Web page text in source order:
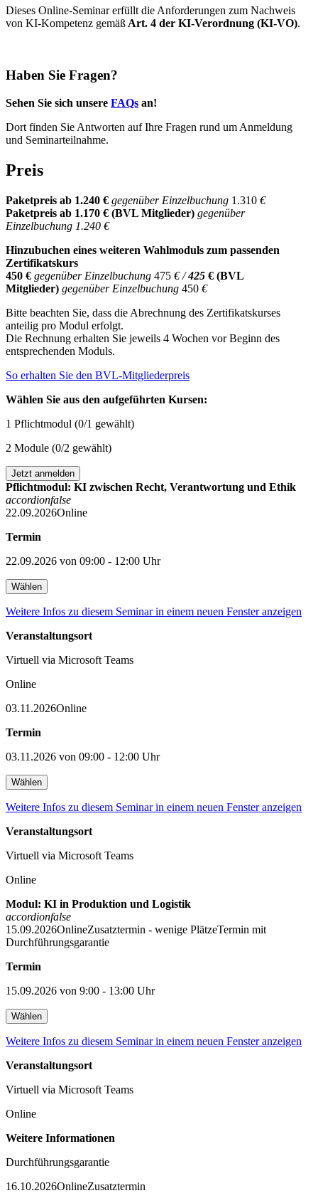
Dieses Online-Seminar erfüllt die Anforderungen zum Nachweis
von KI-Kompetenz gemäß Art. 4 der KI-Verordnung (KI-VO).
Haben Sie Fragen?
Sehen Sie sich unsere FAQs an!
Dort finden Sie Antworten auf Ihre Fragen rund um Anmeldung
und Seminarteilnahme.
Preis
Paketpreis ab 1.240 € gegenüber Einzelbuchung 1.310 €
Paketpreis ab 1.170 € (BVL Mitglieder) gegenüber
Einzelbuchung 1.240 €
Hinzubuchen eines weiteren Wahlmoduls zum passenden
Zertifikatskurs
450 € gegenüber Einzelbuchung 475 € /425 € (BVL
Mitglieder) gegenüber Einzelbuchung 450 €
Bitte beachten Sie, dass die Abrechnung des Zertifikatskurses
anteilig pro Modul erfolgt.
Die Rechnung erhalten Sie jeweils 4 Wochen vor Beginn des
entsprechenden Moduls.
So erhalten Sie den BVL-Mitgliederpreis
Wählen Sie aus den aufgeführten Kursen:
1 Pflichtmodul (0/1 gewählt)
2 Module (0/2 gewählt)
Pflichtmodul: KI zwischen Recht, Verantwortung und Ethik
accordionfalse
22.09.2026Online
Termin
22.09.2026 von 09:00 - 12:00 Uhr
Wählen
Weitere Infos zu diesem Seminar in einem neuen Fenster anzeigen
Veranstaltungsort
Virtuell via Microsoft Teams
Online
03.11.2026Online
Termin
03.11.2026 von 09:00 - 12:00 Uhr
Wählen
Weitere Infos zu diesem Seminar in einem neuen Fenster anzeigen
Veranstaltungsort
Virtuell via Microsoft Teams
Online
Modul: KI in Produktion und Logistik
accordionfalse
15.09.2026OnlineZusatztermin - wenige PlätzeTermin mit
Durchführungsgarantie
Termin
15.09.2026 von 9:00 - 13:00 Uhr
Wählen
Weitere Infos zu diesem Seminar in einem neuen Fenster anzeigen
Veranstaltungsort
Virtuell via Microsoft Teams
Online
Weitere Informationen
Durchführungsgarantie
16.10.2026OnlineZusatztermin